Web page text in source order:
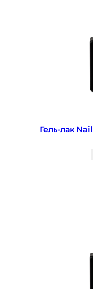
Гель-лак